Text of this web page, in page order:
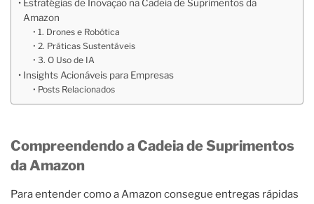
Estratégias de Inovação na Cadeia de Suprimentos da
Amazon
1. Drones e Robótica
2. Práticas Sustentáveis
3. O Uso de IA
Insights Acionáveis para Empresas
Posts Relacionados
Compreendendo a Cadeia de Suprimentos
da Amazon
Para entender como a Amazon consegue entregas rápidas